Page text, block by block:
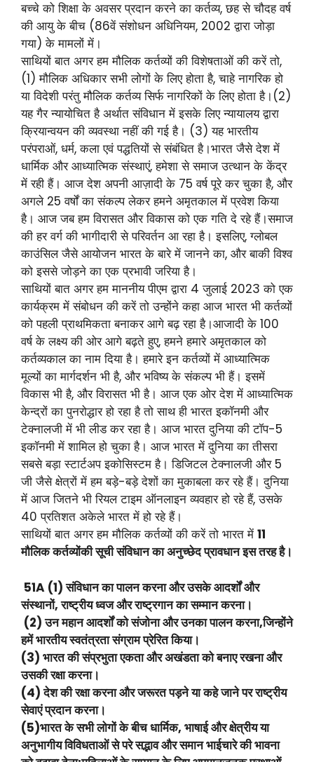
बच्चे को शिक्षा के अवसर प्रदान करने का कर्तव्य, छह से चौदह वर्ष
की आयु के बीच (86वें संशोधन अधिनियम, 2002 द्वारा जोड़ा
गया) के मामलों में।
साथियों बात अगर हम मौलिक कर्तव्यों की विशेषताओं की करें तो,
(1) मौलिक अधिकार सभी लोगों के लिए होता है, चाहे नागरिक हो
या विदेशी परंतु मौलिक कर्तव्य सिर्फ नागरिकों के लिए होता है।(2)
यह गैर न्यायोचित है अर्थात संविधान में इसके लिए न्यायालय द्वारा
क्रियान्वयन की व्यवस्था नहीं की गई है। (3) यह भारतीय
परंपराओं, धर्म, कला एवं पद्धतियों से संबंधित है।भारत जैसे देश में
धार्मिक और आध्यात्मिक संस्थाएं, हमेशा से समाज उत्थान के केंद्र
में रही हैं। आज देश अपनी आज़ादी के 75 वर्ष पूरे कर चुका है, और
अगले 25 वर्षों का संकल्प लेकर हमने अमृतकाल में प्रवेश किया
है। आज जब हम विरासत और विकास को एक गति दे रहे हैं।समाज
की हर वर्ग की भागीदारी से परिवर्तन आ रहा है। इसलिए, ग्लोबल
काउंसिल जैसे आयोजन भारत के बारे में जानने का, और बाकी विश्व
को इससे जोड़ने का एक प्रभावी जरिया है।
साथियों बात अगर हम माननीय पीएम द्वारा 4 जुलाई 2023 को एक
कार्यक्रम में संबोधन की करें तो उन्होंने कहा आज भारत भी कर्तव्यों
को पहली प्राथमिकता बनाकर आगे बढ़ रहा है।आजादी के 100
वर्ष के लक्ष्य की ओर आगे बढ़ते हुए, हमने हमारे अमृतकाल को
कर्तव्यकाल का नाम दिया है। हमारे इन कर्तव्यों में आध्यात्मिक
मूल्यों का मार्गदर्शन भी है, और भविष्य के संकल्प भी हैं। इसमें
विकास भी है, और विरासत भी है। आज एक ओर देश में आध्यात्मिक
केन्द्रों का पुनरोद्धार हो रहा है तो साथ ही भारत इकॉनमी और
टेक्नालजी में भी लीड कर रहा है। आज भारत दुनिया की टॉप-5
इकॉनमी में शामिल हो चुका है। आज भारत में दुनिया का तीसरा
सबसे बड़ा स्टार्टअप इकोसिस्टम है। डिजिटल टेक्नालजी और 5
जी जैसे क्षेत्रों में हम बड़े-बड़े देशों का मुकाबला कर रहे हैं। दुनिया
में आज जितने भी रियल टाइम ऑनलाइन व्यवहार हो रहे हैं, उसके
40 प्रतिशत अकेले भारत में हो रहे हैं।
साथियों बात अगर हम मौलिक कर्तव्यों की करें तो भारत में 11
मौलिक कर्तव्योंकी सूची संविधान का अनुच्छेद प्रावधान इस तरह है।
51A (1) संविधान का पालन करना और उसके आदर्शों और
संस्थानों, राष्ट्रीय ध्वज और राष्ट्रगान का सम्मान करना।
(2) उन महान आदर्शों को संजोना और उनका पालन करना,जिन्होंने
हमें भारतीय स्वतंत्रता संग्राम प्रेरित किया।
(3) भारत की संप्रभुता एकता और अखंडता को बनाए रखना और
उसकी रक्षा करना।
(4) देश की रक्षा करना और जरूरत पड़ने या कहे जाने पर राष्ट्रीय
सेवाएं प्रदान करना।
(5)भारत के सभी लोगों के बीच धार्मिक, भाषाई और क्षेत्रीय या
अनुभागीय विविधताओं से परे सद्भाव और समान भाईचारे की भावना